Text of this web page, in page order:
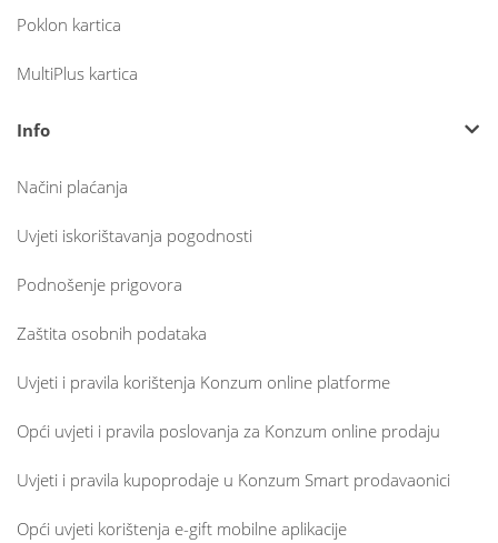
Poklon kartica
MultiPlus kartica
Info
Načini plaćanja
Uvjeti iskorištavanja pogodnosti
Podnošenje prigovora
Zaštita osobnih podataka
Uvjeti i pravila korištenja Konzum online platforme
Opći uvjeti i pravila poslovanja za Konzum online prodaju
Uvjeti i pravila kupoprodaje u Konzum Smart prodavaonici
Opći uvjeti korištenja e-gift mobilne aplikacije